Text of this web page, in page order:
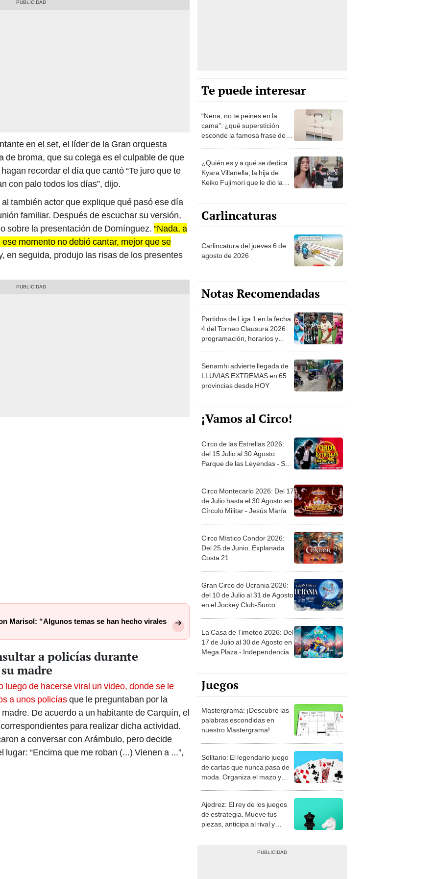
en el set, el líder de la Gran orquesta
de broma, que su colega es el culpable de que
recordar el día que cantó “Te juro que te
con palo todos los días”, dijo.
también actor que explique qué pasó ese día
familiar. Después de escuchar su versión,
sobre la presentación de Domínguez. “Nada, a
momento no debió cantar, mejor que se
en seguida, produjo las risas de los presentes
Marisol: “Algunos temas se han hecho virales
a policías durante
madre
luego de hacerse viral un video, donde se le
a unos policíasque le preguntaban por la
De acuerdo a un habitante de Carquín, el
para realizar dicha actividad.
a conversar con Arámbulo, pero decide
“Encima que me roban (...) Vienen a ...”,
Te puede interesar
“Nena, no te peines en la
cama”: ¿qué superstición
esconde la famosa frase de
¿Quién es y a qué se dedica
Kyara Villanella, la hija de
Keiko Fujimori que le dio la
Carlincaturas
Carlincatura del jueves 6 de
agosto de 2026
Notas Recomendadas
Partidos de Liga 1 en la fecha
4 del Torneo Clausura 2026:
programación, horarios y
Senamhi advierte llegada de
LLUVIAS EXTREMAS en 65
provincias desde HOY
¡Vamos al Circo!
Circo de las Estrellas 2026:
del 15 Julio al 30 Agosto.
Parque de las Leyendas - San
Circo Montecarlo 2026: Del 17
de Julio hasta el 30 Agosto en
Círculo Militar - Jesús María
Circo Místico Condor 2026:
Del 25 de Junio. Explanada
Costa 21
Gran Circo de Ucrania 2026:
del 10 de Julio al 31 de Agosto
en el Jockey Club-Surco
La Casa de Timoteo 2026: Del
17 de Julio al 30 de Agosto en
Mega Plaza - Independencia
Juegos
Mastergrama: ¡Descubre las
palabras escondidas en
nuestro Mastergrama!
Solitario: El legendario juego
de cartas que nunca pasa de
moda. Organiza el mazo y
Ajedrez: El rey de los juegos
de estrategia. Mueve tus
piezas, anticipa al rival y